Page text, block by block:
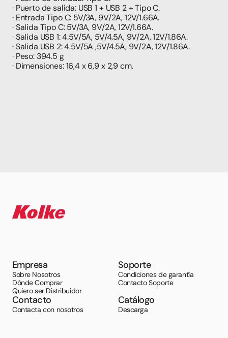
· Puerto de salida: USB 1 + USB 2 + Tipo C.
· Entrada Tipo C: 5V/3A, 9V/2A, 12V/1.66A.
· Salida Tipo C: 5V/3A, 9V/2A, 12V/1.66A.
· Salida USB 1: 4.5V/5A, 5V/4.5A, 9V/2A, 12V/1.86A.
· Salida USB 2: 4.5V/5A ,5V/4.5A, 9V/2A, 12V/1.86A.
· Peso: 394.5 g
· Dimensiones: 16,4 x 6,9 x 2,9 cm.
Empresa
Sobre Nosotros
Dónde Comprar
Quiero ser Distribuidor
Soporte
Condiciones de garantía
Contacto Soporte
Contacto
Contacta con nosotros
Catálogo
Descarga